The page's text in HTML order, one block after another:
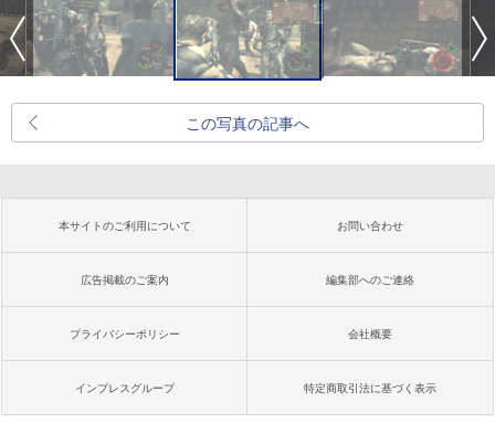
この写真の記事へ
本サイトのご利用について お問い合わせ
広告掲載のご案内 編集部へのご連絡
プライバシーポリシー 会社概要
インプレスグループ 特定商取引法に基づく表示